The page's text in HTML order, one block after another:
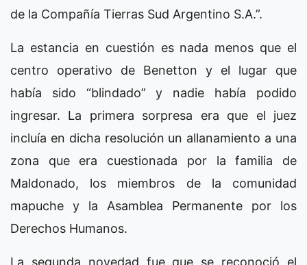
de la Compañía Tierras Sud Argentino S.A.”.
La estancia en cuestión es nada menos que el
centro operativo de Benetton y el lugar que
había sido “blindado” y nadie había podido
ingresar. La primera sorpresa era que el juez
incluía en dicha resolución un allanamiento a una
zona que era cuestionada por la familia de
Maldonado, los miembros de la comunidad
mapuche y la Asamblea Permanente por los
Derechos Humanos.